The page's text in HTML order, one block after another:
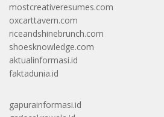
mostcreativeresumes.com
oxcarttavern.com
riceandshinebrunch.com
shoesknowledge.com
aktualinformasi.id
faktadunia.id
gapurainformasi.id